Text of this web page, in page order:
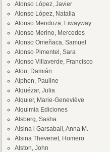
Alonso López, Javier
Alonso López, Natalia
Alonso Mendoza, Liwayway
Alonso Merino, Mercedes
Alonso Omeñaca, Samuel
Alonso Pimentel, Sara
Alonso Villaverde, Francisco
Alou, Damián
Alphen, Pauline
Alquézar, Julia
Alquier, Marie-Geneviève
Alquimia Ediciones
Alsberg, Sasha
Alsina i Garsaball, Anna M.
Alsina Thevenet, Homero
Alston, John